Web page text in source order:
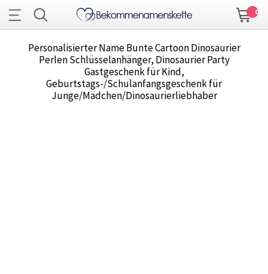
0
Personalisierter Name Bunte Cartoon Dinosaurier
Perlen Schlüsselanhänger, Dinosaurier Party
Gastgeschenk für Kind,
Geburtstags-/Schulanfangsgeschenk für
Junge/Mädchen/Dinosaurierliebhaber